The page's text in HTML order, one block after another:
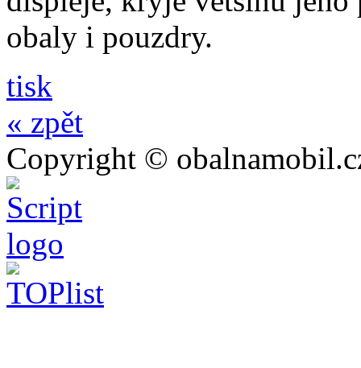
obaly i pouzdry.
tisk
« zpět
Copyright ©